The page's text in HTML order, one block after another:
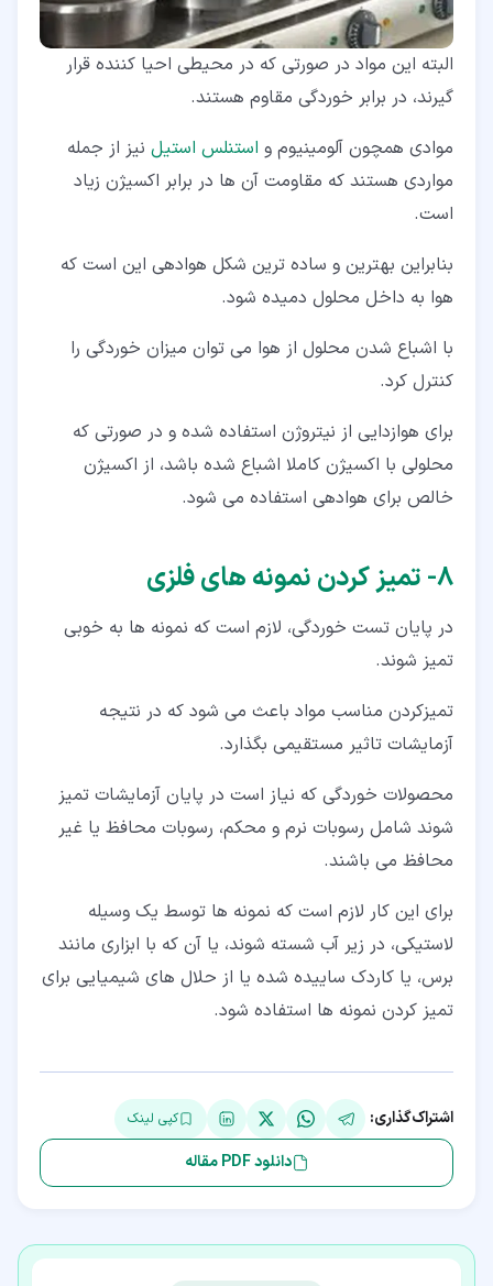
البته این مواد در صورتی که در محیطی احیا کننده قرار
گیرند، در برابر خوردگی مقاوم هستند.
موادی همچون آلومینیوم و استنلس استیل نیز از جمله
مواردی هستند که مقاومت آن ها در برابر اکسیژن زیاد
است.
بنابراین بهترین و ساده ترین شکل هوادهی این است که
هوا به داخل محلول دمیده شود.
با اشباع شدن محلول از هوا می توان میزان خوردگی را
کنترل کرد.
برای هوازدایی از نیتروژن استفاده شده و در صورتی که
محلولی با اکسیژن کاملا اشباع شده باشد، از اکسیژن
خالص برای هوادهی استفاده می شود.
۸‏- تمیز کردن نمونه های فلزی
در پایان تست خوردگی، لازم است که نمونه ها به خوبی
تمیز شوند.
تمیزکردن مناسب مواد باعث می شود که در نتیجه
آزمایشات تاثیر مستقیمی بگذارد.
محصولات خوردگی که نیاز است در پایان آزمایشات تمیز
شوند شامل رسوبات نرم و محکم، رسوبات محافظ یا غیر
محافظ می باشند.
برای این کار لازم است که نمونه ها توسط یک وسیله
لاستیکی، در زیر آب شسته شوند، یا آن که با ابزاری مانند
برس، یا کاردک ساییده شده یا از حلال های شیمیایی برای
تمیز کردن نمونه ها استفاده شود.
اشتراک‌گذاری: کپی لینک
دانلود PDF مقاله